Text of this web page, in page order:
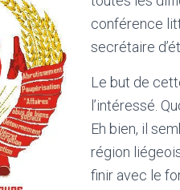
conférence
secrétaire
Le but de
l’intéressé.
Eh bien, il
région
finir avec le